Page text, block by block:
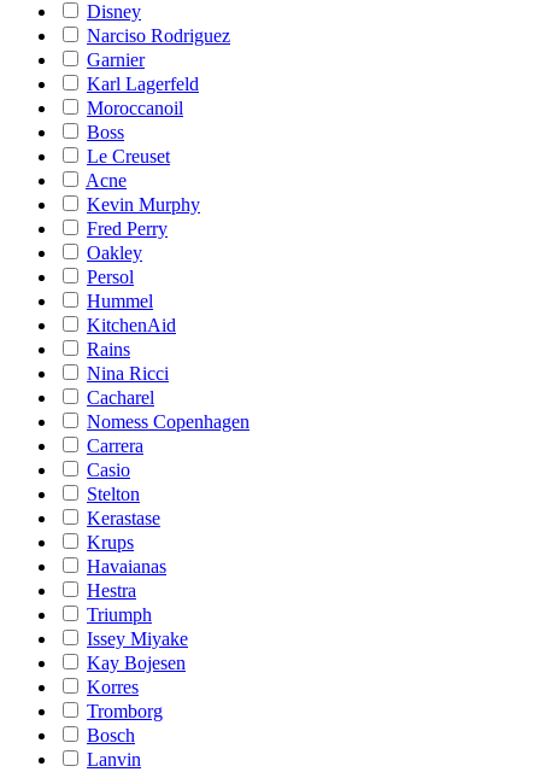
Disney
Narciso Rodriguez
Garnier
Karl Lagerfeld
Moroccanoil
Boss
Le Creuset
Acne
Kevin Murphy
Fred Perry
Oakley
Persol
Hummel
KitchenAid
Rains
Nina Ricci
Cacharel
Nomess Copenhagen
Carrera
Casio
Stelton
Kerastase
Krups
Havaianas
Hestra
Triumph
Issey Miyake
Kay Bojesen
Korres
Tromborg
Bosch
Lanvin